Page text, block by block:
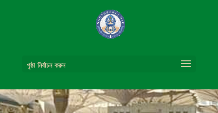
পৃষ্ঠা নির্বাচন করুন